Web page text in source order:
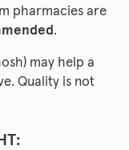
pharmacies are
.
may help a
Quality is not